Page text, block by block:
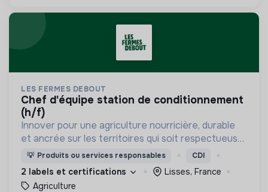
LES FERMES DEBOUT
chef d'équipe station de conditionnement
(h/f)
Innover pour une agriculture nourricière, durable
et ancrée sur les territoires qui soit respectueuse
de l'humain et des écosystèmes
💡 Produits ou services responsables CDI
2 labels et certifications
Lisses, France
Agriculture